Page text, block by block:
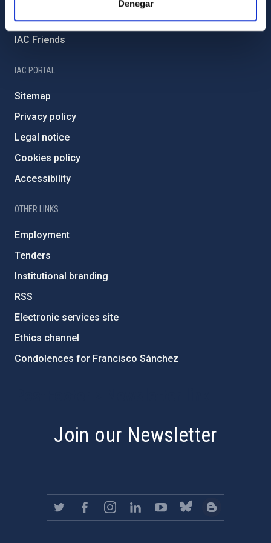
Denegar
Severo Ochoa Programme
IAC Friends
IAC PORTAL
Sitemap
Privacy policy
Legal notice
Cookies policy
Accessibility
OTHER LINKS
Employment
Tenders
Institutional branding
RSS
Electronic services site
Ethics channel
Condolences for Francisco Sánchez
Join our Newsletter